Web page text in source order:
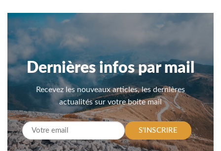
Dernières infos par mail
Recevez les nouveaux articles, les dernières
actualités sur votre boite mail
S'INSCRIRE